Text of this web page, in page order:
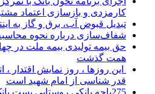
کارمزدی و بازسازی اعتماد
تبدیل قبوض آب، برق و گاز به
شفاف‌سازی درباره نحوه محاسبه
همت گذشت
این روزها ، روز نمایش اقتدار
قدر شناسی از امام شهید است
275باجه بانکی روستایی پست